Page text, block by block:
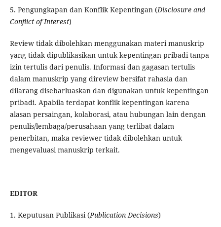
5. Pengungkapan dan Konflik Kepentingan (Disclosure and
Conflict of Interest)
Review tidak dibolehkan menggunakan materi manuskrip
yang tidak dipublikasikan untuk kepentingan pribadi tanpa
izin tertulis dari penulis. Informasi dan gagasan tertulis
dalam manuskrip yang direview bersifat rahasia dan
dilarang disebarluaskan dan digunakan untuk kepentingan
pribadi. Apabila terdapat konflik kepentingan karena
alasan persaingan, kolaborasi, atau hubungan lain dengan
penulis/lembaga/perusahaan yang terlibat dalam
penerbitan, maka reviewer tidak dibolehkan untuk
mengevaluasi manuskrip terkait.
EDITOR
1. Keputusan Publikasi (Publication Decisions)